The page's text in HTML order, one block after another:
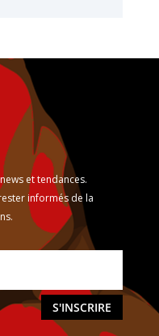
et tendances.
informés de la
S'INSCRIRE